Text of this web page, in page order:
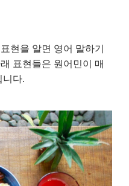
현을 알면 영어 말하기
표현들은 원어민이 매
니다.